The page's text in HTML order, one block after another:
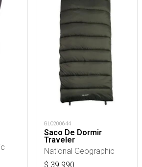
GLO200644
Saco De Dormir
Traveler
National Geographic
$ 39.990